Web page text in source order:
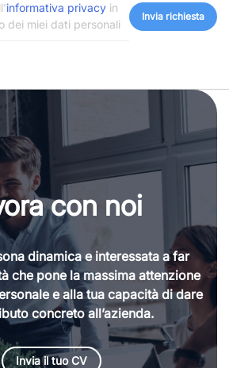
informativa privacy in
dei miei dati personali
con noi
dinamica e interessata a far
che pone la massima attenzione
e alla tua capacità di dare
concreto all’azienda.
Invia il tuo CV